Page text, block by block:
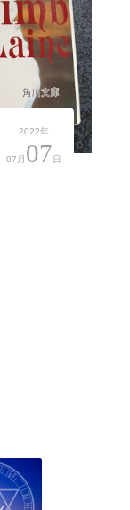
2022年
07月 07 日